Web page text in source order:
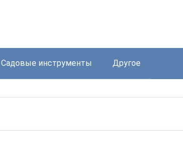
Садовые инструменты Другое